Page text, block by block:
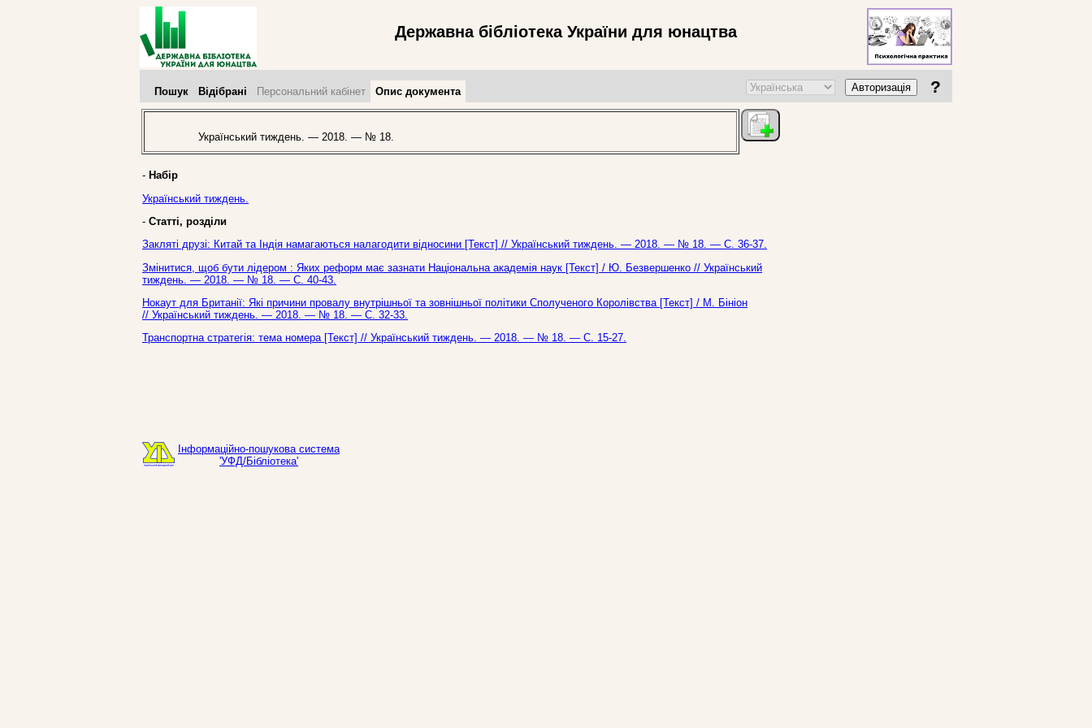
Державна бібліотека України для юнацтва
Пошук Відібрані Персональний кабінет Опис документа Авторизація ?
Український тиждень. — 2018. — № 18.
- Набір
Український тиждень.
- Статті, розділи
Закляті друзі: Китай та Індія намагаються налагодити відносини [Текст] // Український тиждень. — 2018. — № 18. — С. 36-37.
Змінитися, щоб бути лідером : Яких реформ має зазнати Національна академія наук [Текст] / Ю. Безвершенко // Український
тиждень. — 2018. — № 18. — С. 40-43.
Нокаут для Британії: Які причини провалу внутрішньої та зовнішньої політики Сполученого Королівства [Текст] / М. Бініон
// Український тиждень. — 2018. — № 18. — С. 32-33.
Транспортна стратегія: тема номера [Текст] // Український тиждень. — 2018. — № 18. — С. 15-27.
Інформаційно-пошукова система
'УФД/Бібліотека'